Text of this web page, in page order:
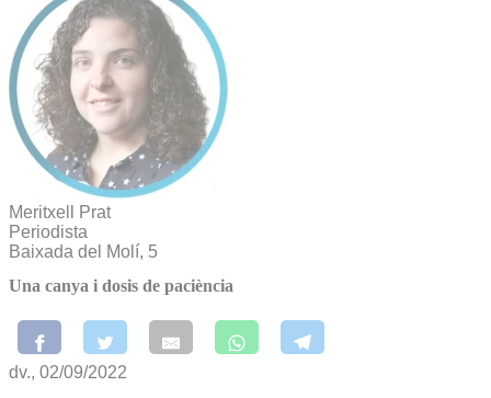
Meritxell Prat
Periodista
Baixada del Molí, 5
Una canya i dosis de paciència
dv., 02/09/2022